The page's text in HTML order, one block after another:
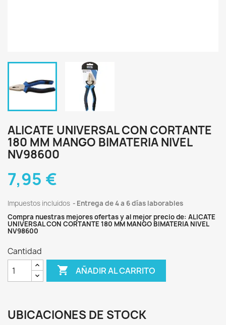
ALICATE UNIVERSAL CON CORTANTE
180 MM MANGO BIMATERIA NIVEL
NV98600
7,95 €
Impuestos incluidos
Entrega de 4 a 6 días laborables
Compra nuestras mejores ofertas y al mejor precio de: ALICATE
UNIVERSAL CON CORTANTE 180 MM MANGO BIMATERIA NIVEL
NV98600
Cantidad
 AÑADIR AL CARRITO
UBICACIONES DE STOCK